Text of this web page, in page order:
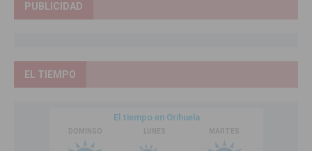
PUBLICIDAD
EL TIEMPO